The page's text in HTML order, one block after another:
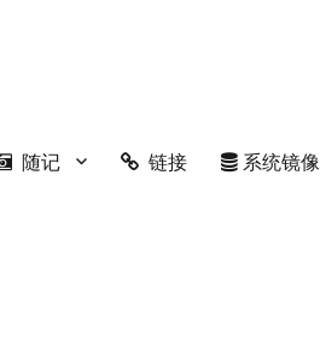
随记 链接 系统镜像